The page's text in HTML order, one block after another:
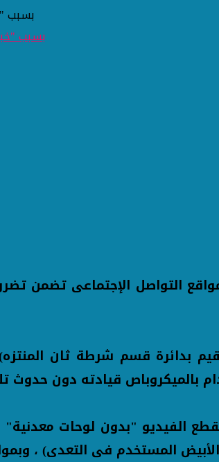
بسبب
التواصل الإجتماعى تضمن
الفيديو "بدون لوحات